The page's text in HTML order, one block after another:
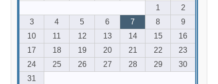
1
2
3
4 5 6 7 8
9
10
11 12 13 14 15
16
17
18 19 20 21 22
23
24
25 26 27 28 29
30
31